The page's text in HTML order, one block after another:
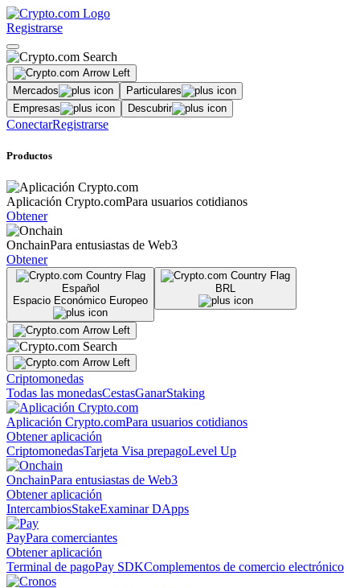
Registrarse
Mercados
Particulares
Empresas
Descubrir
ConectarRegistrarse
Productos
Aplicación Crypto.comPara usuarios cotidianos
Obtener
OnchainPara entusiastas de Web3
Obtener
Español
Espacio Económico Europeo
BRL
Criptomonedas
Todas las monedasCestasGanarStaking
Aplicación Crypto.comPara usuarios cotidianos
Obtener aplicación
CriptomonedasTarjeta Visa prepagoLevel Up
OnchainPara entusiastas de Web3
Obtener aplicación
IntercambiosStakeExaminar DApps
PayPara comerciantes
Obtener aplicación
Terminal de pagoPay SDKComplementos de comercio electrónico